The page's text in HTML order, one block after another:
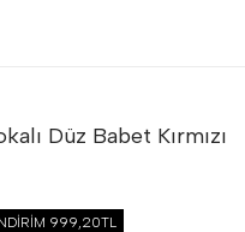
Düz Babet Kırmızı
999,20TL